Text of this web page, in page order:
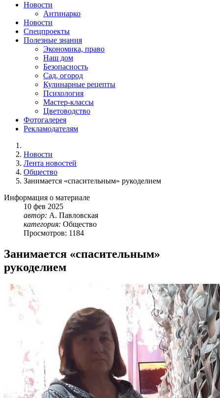
Новости
Антинарко
Новости
Спецпроекты
Полезные знания
Экономика, право
Наш дом
Безопасность
Сад, огород
Кулинарные рецепты
Психология
Мастер-классы
Цветоводство
Фотогалерея
Рекламодателям
Новости
Лента новостей
Общество
Занимается «спасительным» рукоделием
Информация о материале
10 фев 2025
автор: А. Павловская
категория: Общество
Просмотров: 1184
Занимается «спасительным»
рукоделием